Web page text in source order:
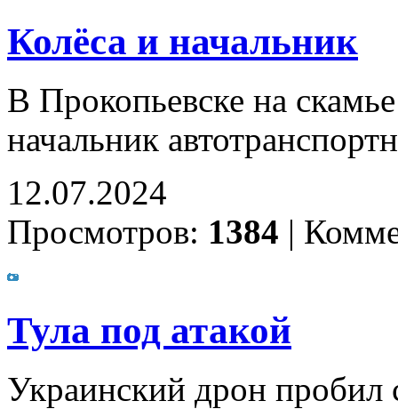
Колёса и начальник
В Прокопьевске на
начальник
12.07.2024
Просмотров: 1384 |
Тула под атакой
Украинский дрон